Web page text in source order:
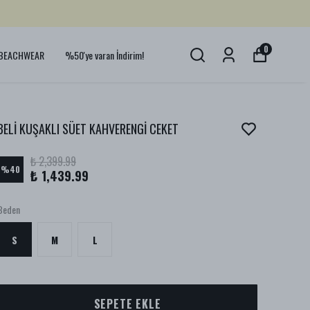
%50'ye varan İndirim! 0
KUŞAKLI SÜET KAHVERENGİ CEKET
%40 ₺ 2,399.99
₺ 1,439.99
S M L
SEPETE EKLE